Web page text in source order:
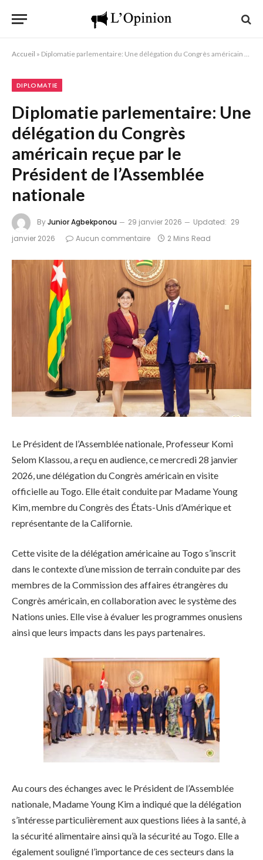
Accueil » Diplomatie parlementaire: Une délégation du Congrès américain reçue par le Président de l’Assemblée nationale
DIPLOMATIE
Diplomatie parlementaire: Une
délégation du Congrès
américain reçue par le
Président de l’Assemblée
nationale
ByJunior Agbekponou 29 janvier 2026 Updated: 29
janvier 2026
Aucun commentaire 2 Mins Read
Le Président de l’Assemblée nationale, Professeur Komi
Selom Klassou, a reçu en audience, ce mercredi 28 janvier
2026, une délégation du Congrès américain en visite
officielle au Togo. Elle était conduite par Madame Young
Kim, membre du Congrès des États-Unis d’Amérique et
représentante de la Californie.
Cette visite de la délégation américaine au Togo s’inscrit
dans le contexte d’une mission de terrain conduite par des
membres de la Commission des affaires étrangères du
Congrès américain, en collaboration avec le système des
Nations unies. Elle vise à évaluer les programmes onusiens
ainsi que leurs impacts dans les pays partenaires.
Au cours des échanges avec le Président de l’Assemblée
nationale, Madame Young Kim a indiqué que la délégation
s’intéresse particulièrement aux questions liées à la santé, à
la sécurité alimentaire ainsi qu’à la sécurité au Togo. Elle a
également souligné l’importance de ces secteurs dans la